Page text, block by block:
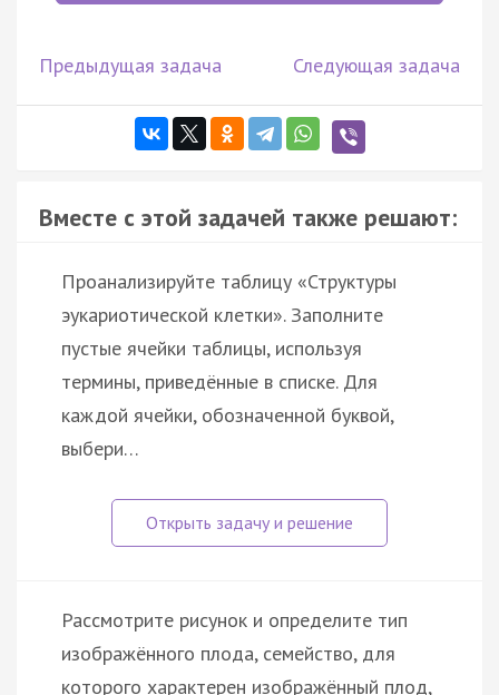
Предыдущая задача Следующая задача
Вместе с этой задачей также решают:
Проанализируйте таблицу «Структуры
эукариотической клетки». Заполните
пустые ячейки таблицы, используя
термины, приведённые в списке. Для
каждой ячейки, обозначенной буквой,
выбери…
Рассмотрите рисунок и определите тип
изображённого плода, семейство, для
которого характерен изображённый плод,